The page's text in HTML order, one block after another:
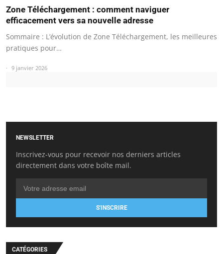
Zone Téléchargement : comment naviguer
efficacement vers sa nouvelle adresse
Sommaire : L’évolution de Zone Téléchargement, les meilleures
pratiques pour…
9 janvier 2026
NEWSLETTER
Inscrivez-vous pour recevoir nos derniers articles
directement dans votre boîte mail.
S'INSCRIRE
CATÉGORIES